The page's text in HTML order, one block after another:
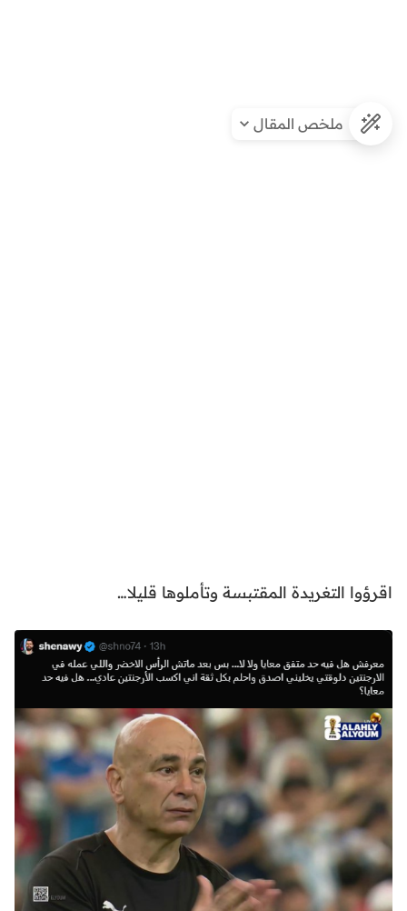
ملخص المقال
اقرؤوا التغريدة المقتبسة وتأملوها قليلا…